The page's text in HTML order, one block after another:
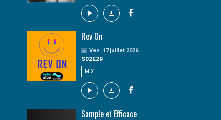
Rev On
Ven. 17 juillet 2026
S02E29
MIX
Sample et Efficace